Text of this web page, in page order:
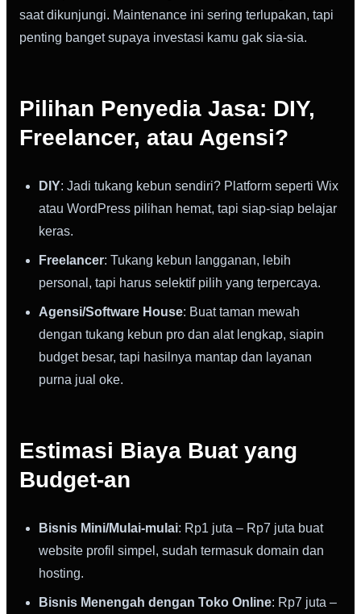
saat dikunjungi. Maintenance ini sering terlupakan, tapi
penting banget supaya investasi kamu gak sia-sia.
Pilihan Penyedia Jasa: DIY,
Freelancer, atau Agensi?
DIY: Jadi tukang kebun sendiri? Platform seperti Wix
atau WordPress pilihan hemat, tapi siap-siap belajar
keras.
Freelancer: Tukang kebun langganan, lebih
personal, tapi harus selektif pilih yang terpercaya.
Agensi/Software House: Buat taman mewah
dengan tukang kebun pro dan alat lengkap, siapin
budget besar, tapi hasilnya mantap dan layanan
purna jual oke.
Estimasi Biaya Buat yang
Budget-an
Bisnis Mini/Mulai-mulai: Rp1 juta – Rp7 juta buat
website profil simpel, sudah termasuk domain dan
hosting.
Bisnis Menengah dengan Toko Online: Rp7 juta –